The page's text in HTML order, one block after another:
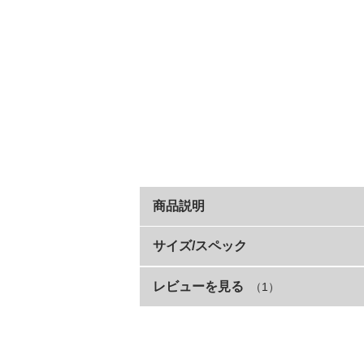
商品説明
程よいゆるっと感が魅力のBOXシルエ
デイリー使いにはもちろん、お出かけコー
サイズ/スペック
サイズ
レビューを見る （1）